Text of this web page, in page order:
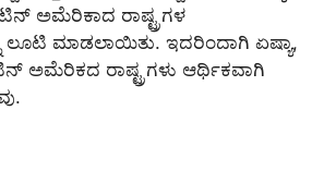
ಅಮೆರಿಕಾದ ರಾಷ್ಟ್ರಗಳ
ಲೂಟಿ ಮಾಡಲಾಯಿತು. ಇದರಿಂದಾಗಿ ಏಷ್ಯಾ,
ಅಮೆರಿಕದ ರಾಷ್ಟ್ರಗಳು ಆರ್ಥಿಕವಾಗಿ